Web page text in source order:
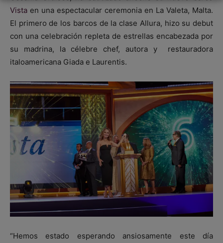
Vista en una espectacular ceremonia en La Valeta, Malta.
El primero de los barcos de la clase Allura, hizo su debut
con una celebración repleta de estrellas encabezada por
su madrina, la célebre chef, autora y restauradora
italoamericana Giada e Laurentis.
“Hemos estado esperando ansiosamente este día